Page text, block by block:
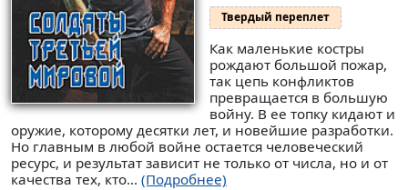
Твердый переплет
Как маленькие костры
рождают большой пожар,
так цепь конфликтов
превращается в большую
войну. В ее топку кидают и
оружие, которому десятки лет, и новейшие разработки.
Но главным в любой войне остается человеческий
ресурс, и результат зависит не только от числа, но и от
качества тех, кто... (Подробнее)